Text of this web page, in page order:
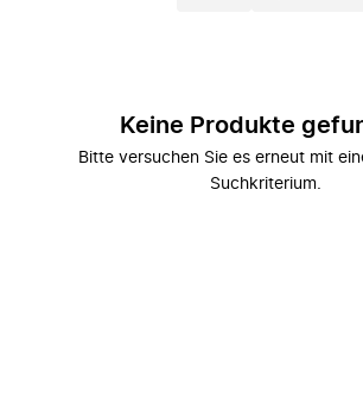
Keine Produkte
Bitte versuchen Sie es erneut mit
Suchkriterium.